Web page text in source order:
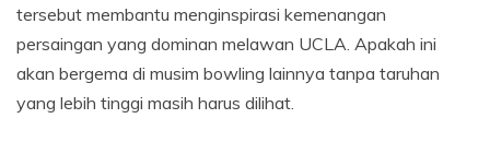
tersebut membantu menginspirasi kemenangan
persaingan yang dominan melawan UCLA. Apakah ini
akan bergema di musim bowling lainnya tanpa taruhan
yang lebih tinggi masih harus dilihat.